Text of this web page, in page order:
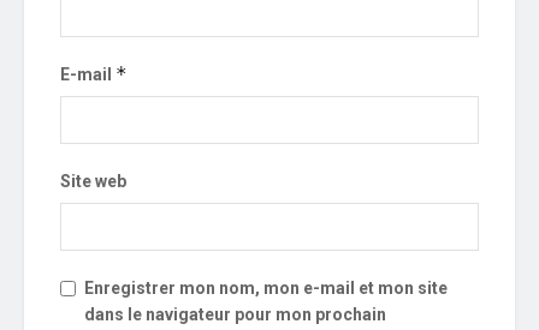
E-mail *
Site web
Enregistrer mon nom, mon e-mail et mon site
dans le navigateur pour mon prochain